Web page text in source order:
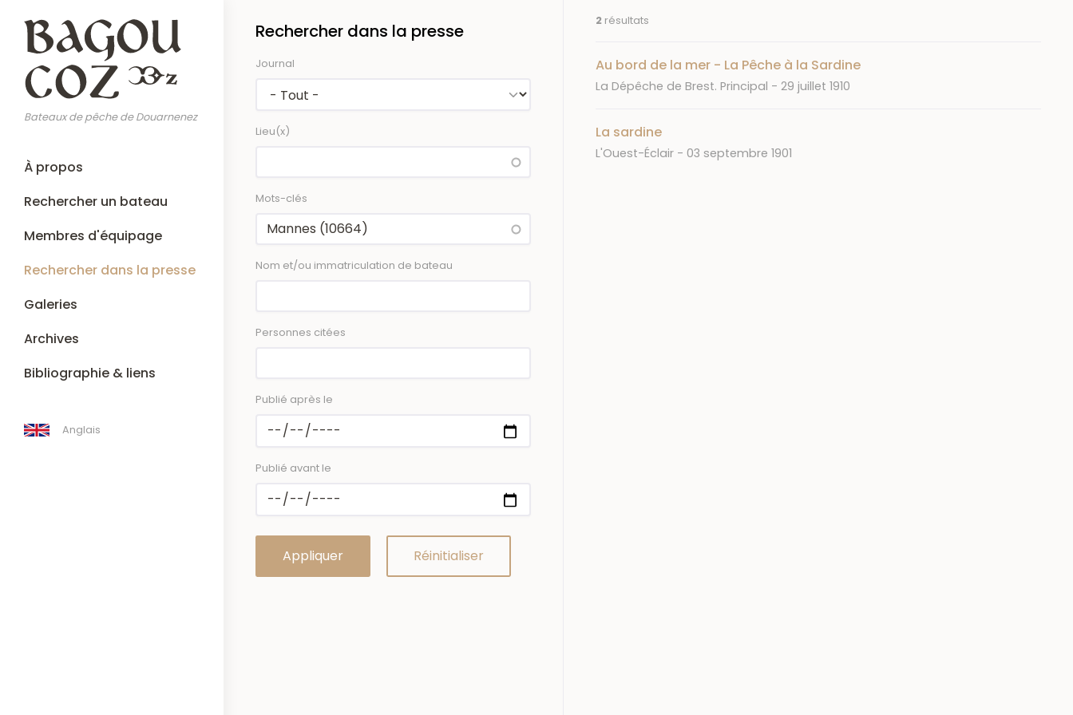
contenu
principal
Bateaux de pêche de Douarnenez
Main
navigation
À propos
Rechercher un bateau
Membres d'équipage
Rechercher dans la presse
Galeries
Archives
Bibliographie & liens
Anglais
Rechercher dans la presse
Journal
Lieu(x)
Mots-clés
Nom et/ou immatriculation de bateau
Personnes citées
Publié après le
Publié avant le
2résultats
Au bord de la mer - La Pêche à la Sardine
Journal
La Dépêche de Brest. Principal Date
29 juillet 1910
La sardine
Journal
L'Ouest-Éclair Date
03 septembre 1901